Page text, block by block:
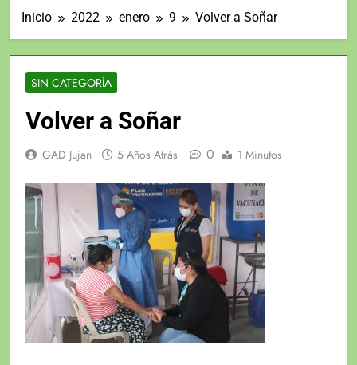
Inicio 2022 enero 9 Volver a Soñar
SIN CATEGORÍA
Volver a Soñar
GAD Jujan 5 Años Atrás 0 1 Minutos